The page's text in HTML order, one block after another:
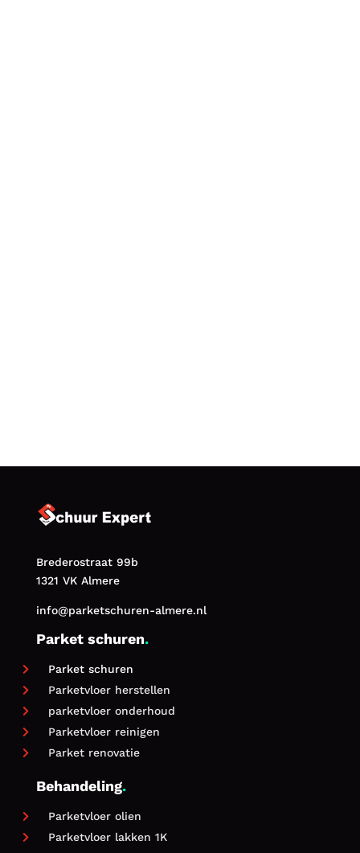
Brederostraat 99b
1321 VK Almere
info@parketschuren-almere.nl
Parket schuren.
 Parket schuren
 Parketvloer herstellen
 parketvloer onderhoud
 Parketvloer reinigen
 Parket renovatie
Behandeling.
 Parketvloer olien

Parketvloer lakken 1K